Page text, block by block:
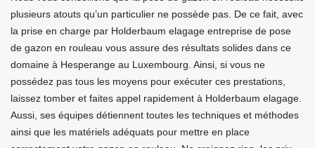
plusieurs atouts qu’un particulier ne possède pas. De ce fait, avec
la prise en charge par Holderbaum elagage entreprise de pose
de gazon en rouleau vous assure des résultats solides dans ce
domaine à Hesperange au Luxembourg. Ainsi, si vous ne
possédez pas tous les moyens pour exécuter ces prestations,
laissez tomber et faites appel rapidement à Holderbaum elagage.
Aussi, ses équipes détiennent toutes les techniques et méthodes
ainsi que les matériels adéquats pour mettre en place